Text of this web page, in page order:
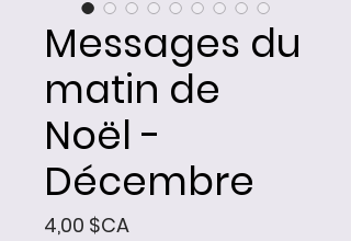
Messages du
matin de
Noël -
Décembre
4,00 $CAPrix